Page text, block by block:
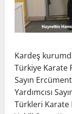
Kardeş
Türkiye Karate
Sayın
Yardımcısı
Türkleri Karate